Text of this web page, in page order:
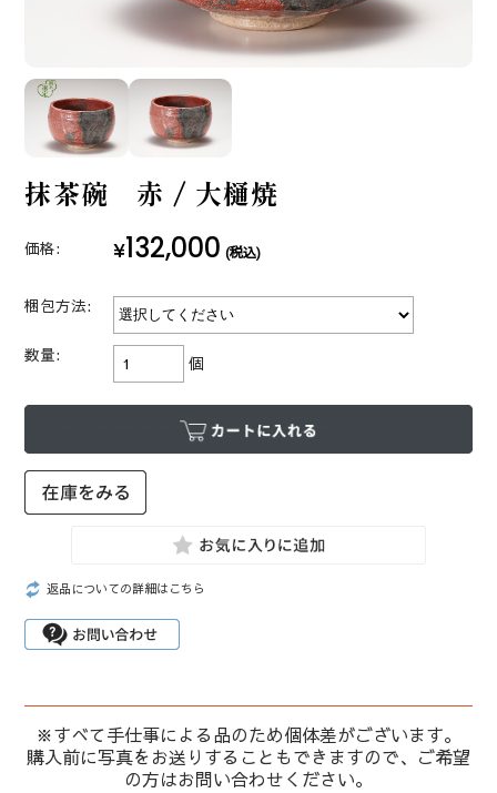
抹茶碗 赤 / 大樋焼
価格: ¥132,000 (税込)
梱包方法:
数量: 個
返品についての詳細はこちら
※すべて手仕事による品のため個体差がございます。
購入前に写真をお送りすることもできますので、ご希望
の方はお問い合わせください。